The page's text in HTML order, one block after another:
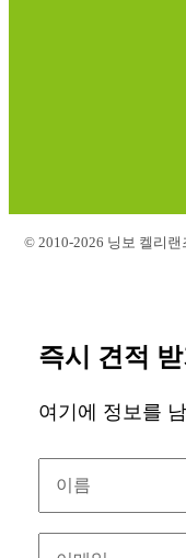
© 2010-2026 닝보 켈리
즉시 견적 받
여기에 정보를